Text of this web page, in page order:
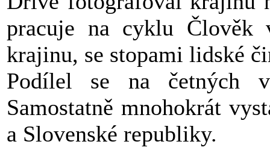
pracuje na cyklu Člověk
krajinu, se stopami lidské
Podílel se na četných
Samostatně mnohokrát
a Slovenské republiky.